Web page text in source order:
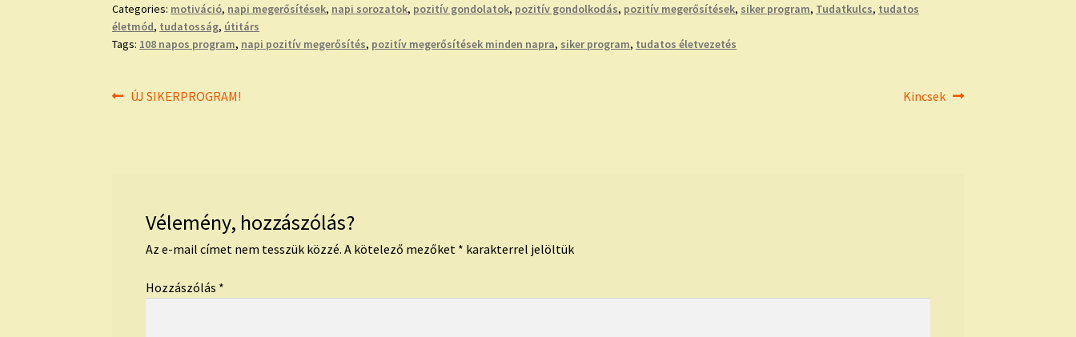
Categories: motiváció, napi megerősítések, napi sorozatok, pozitív gondolatok, pozitív gondolkodás, pozitív megerősítések, siker program, Tudatkulcs, tudatos
életmód, tudatosság, útitárs
Tags: 108 napos program, napi pozitív megerősítés, pozitív megerősítések minden napra, siker program, tudatos életvezetés
Bejegyzés
Previous
ÚJ SIKERPROGRAM!
Next
Kincsek
Vélemény, hozzászólás?
Az e-mail címet nem tesszük közzé. A kötelező mezőket * karakterrel jelöltük
Hozzászólás *